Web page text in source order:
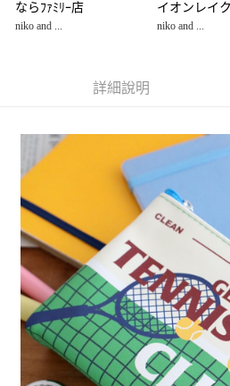
【大哥付你分期使用說明】
1.本服務由台灣大哥大提供，台灣大哥大用
3.實際核准額度、可分期數及費用金額請依
法說明評估內容。
【繳款方式說明】
1.分期款項不併入電信帳單，「大哥付你分
2.透過簡訊連結打開帳單後，可選擇「超商
帳／街口支付／iPASS MONEY」等通路繳費
【注意事項】
1.本服務係由「台灣大哥大股份有限公司」
用戶於交易時，得透過本服務購買商品或服
買賣價金債權讓與本公司後，依約使用本公
2.基於同意付款使用「大哥付你分期」之契
資料（包含姓名、電話或地址）提供予台
由本公司與您本人進行分期帳單所需資料
3.完整用戶服務條款，請詳閱以下連結：
AFTEE先享後付
AFTEE先享後付是「在收到商品之後才付
２．便利：只要手機號碼，簡訊認證，即可
３．安心：先確認商品／服務後，再付款。
【「AFTEE先享後付」結帳流程】
１．於結帳方式選擇「AFTEE先享後付」後
結帳頁面，進行簡訊認證並確認金額後，即
２．訂單成立數日內，您將收到繳費通知簡
３．收到繳費通知簡訊後14天內，點擊此
ATM／網路銀行／等多元方式進行付款，方
※ 請注意：結帳手續完成當下不需立刻繳費
購買商品的店家。未經商家同意取消之訂單
後付繳納相關費用。
※ 交易是否成功請以「AFTEE先享後付 」
是否繳費成功／繳費後需取消欲退款等相
客戶支援中心」https://
每筆NT$80，滿NT$888(含以上)免運費
付款後 全家取貨
每筆NT$80，滿NT$888(含以上)免運費
7-11 取貨付款
每筆NT$80，滿NT$1,500(含以上)免運
付款後 7-11取貨
每筆NT$80，滿NT$1,500(含以上)免運
每筆NT$80，滿NT$1,500(含以上)免運
ならﾌｧﾐﾘｰ店
niko and ... niko and ...
詳細說明